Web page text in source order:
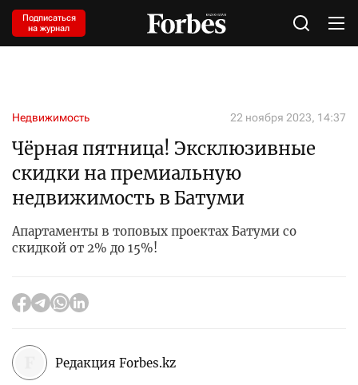
Подписаться
на журнал
Недвижимость 22 ноября 2023, 14:37
Чёрная пятница! Эксклюзивные
скидки на премиальную
недвижимость в Батуми
Апартаменты в топовых проектах Батуми со
скидкой от 2% до 15%!
Редакция Forbes.kz